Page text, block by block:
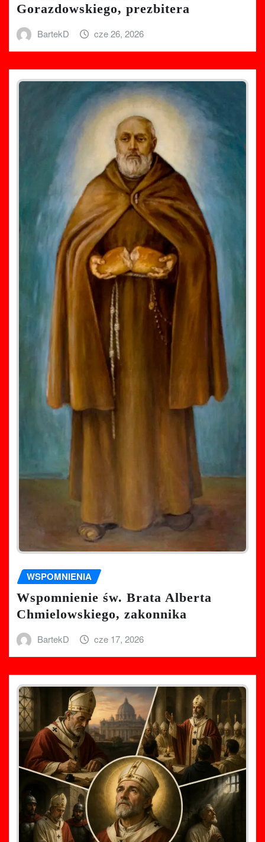
Gorazdowskiego, prezbitera
BartekD cze 26, 2026
WSPOMNIENIA
Wspomnienie św. Brata Alberta
Chmielowskiego, zakonnika
BartekD cze 17, 2026